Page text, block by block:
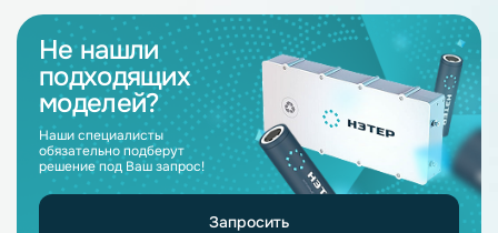
Не нашли
подходящих
моделей?
Наши специалисты
обязательно подберут
решение под Ваш запрос!
Запросить